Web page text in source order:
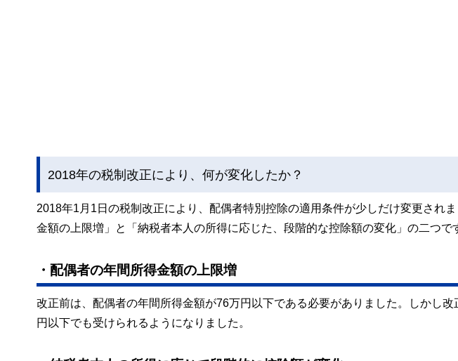
2018年の税制改正により、何が変化したか？
2018年1月1日の税制改正により、配偶者特別控除の適用条件が少しだけ変更され
金額の上限増」と「納税者本人の所得に応じた、段階的な控除額の変化」の二つで
・配偶者の年間所得金額の上限増
改正前は、配偶者の年間所得金額が76万円以下である必要がありました。しかし
円以下でも受けられるようになりました。